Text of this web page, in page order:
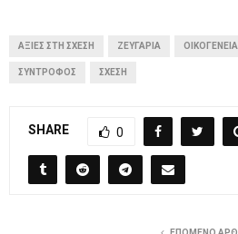
ΑΞΙΕΣ ΣΤΗ ΣΧΕΣΗ ΖΕΥΓΆΡΙΑ ΟΙΚΟΓΈΝΕΙΑ
ΣΥΝΤΡΟΦΟΣ ΣΧΈΣΗ
SHARE 0